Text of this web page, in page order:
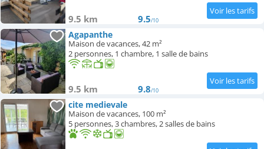
9.5 km 9.5/10
Agapanthe
Maison de vacances, 42 m²
2 personnes, 1 chambre, 1 salle de bains
9.5 km 9.8/10
cite medievale
Maison de vacances, 100 m²
5 personnes, 3 chambres, 2 salles de bains